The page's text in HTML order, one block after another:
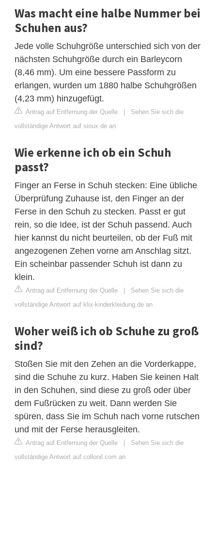
Was macht eine halbe Nummer bei
Schuhen aus?
Jede volle Schuhgröße unterschied sich von der
nächsten Schuhgröße durch ein Barleycorn
(8,46 mm). Um eine bessere Passform zu
erlangen, wurden um 1880 halbe Schuhgrößen
(4,23 mm) hinzugefügt.
Antrag auf Entfernung der Quelle | Sehen Sie sich die
vollständige Antwort auf sioux.de an
Wie erkenne ich ob ein Schuh
passt?
Finger an Ferse in Schuh stecken: Eine übliche
Überprüfung Zuhause ist, den Finger an der
Ferse in den Schuh zu stecken. Passt er gut
rein, so die Idee, ist der Schuh passend. Auch
hier kannst du nicht beurteilen, ob der Fuß mit
angezogenen Zehen vorne am Anschlag sitzt.
Ein scheinbar passender Schuh ist dann zu
klein.
Antrag auf Entfernung der Quelle | Sehen Sie sich die
vollständige Antwort auf klix-kinderkleidung.de an
Woher weiß ich ob Schuhe zu groß
sind?
Stoßen Sie mit den Zehen an die Vorderkappe,
sind die Schuhe zu kurz. Haben Sie keinen Halt
in den Schuhen, sind diese zu groß oder über
dem Fußrücken zu weit. Dann werden Sie
spüren, dass Sie im Schuh nach vorne rutschen
und mit der Ferse herausgleiten.
Antrag auf Entfernung der Quelle | Sehen Sie sich die
vollständige Antwort auf collonil.com an